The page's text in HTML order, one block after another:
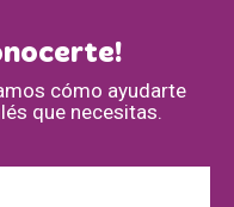
cómo ayudarte
que necesitas.